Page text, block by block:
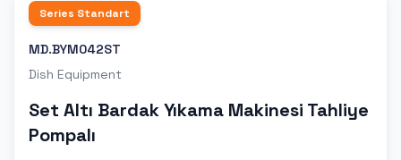
Series Standart
MD.BYM042ST
Dish Equipment
Set Altı Bardak Yıkama Makinesi Tahliye
Pompalı